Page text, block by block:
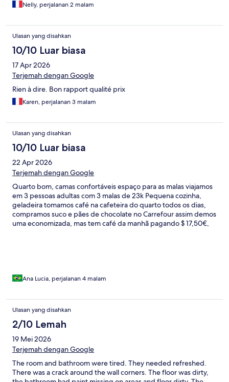
Nelly, perjalanan 2 malam
Ulasan yang disahkan
10/10 Luar biasa
17 Apr 2026
Terjemah dengan Google
Rien à dire. Bon rapport qualité prix
Karen, perjalanan 3 malam
Ulasan yang disahkan
10/10 Luar biasa
22 Apr 2026
Terjemah dengan Google
Quarto bom, camas confortáveis espaço para as malas viajamos
em 3 pessoas adultas com 3 malas de 23k Pequena cozinha,
geladeira tomamos café na cafeteira do quarto todos os dias,
compramos suco e pães de chocolate no Carrefour assim demos
uma economizada, mas tem café da manhã pagando $ 17,50€,
Ana Lucia, perjalanan 4 malam
Ulasan yang disahkan
2/10 Lemah
19 Mei 2026
Terjemah dengan Google
The room and bathroom were tired. They needed refreshed.
There was a crack around the wall corners. The floor was dirty,